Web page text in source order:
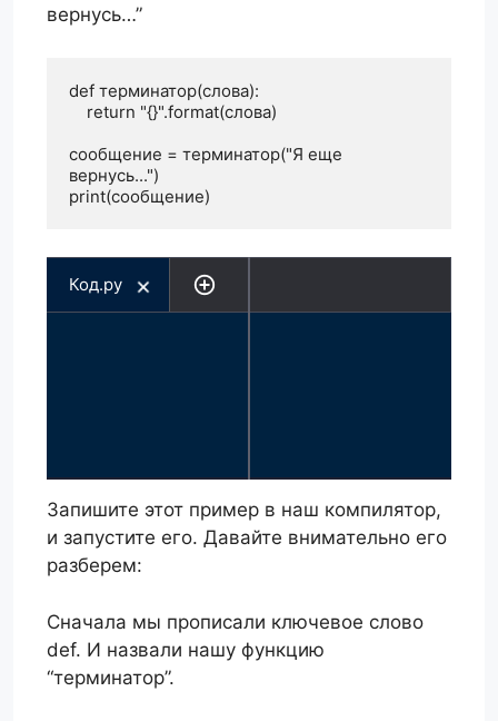
вернусь…”
def терминатор(слова):
сообщение = терминатор("Я еще
вернусь...")
print(сообщение)
Код.py
Запишите этот пример в наш компилятор,
и запустите его. Давайте внимательно его
разберем:
Сначала мы прописали ключевое слово
def. И назвали нашу функцию
“терминатор”.